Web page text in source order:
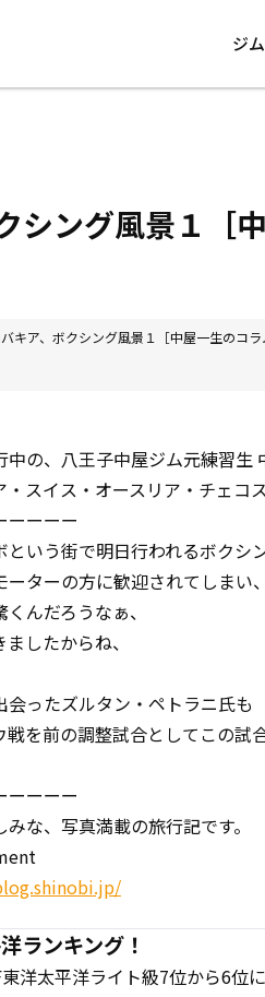
ジ
シング風景１
キア、ボクシング風景１［中屋一生のコ
中の、八王子中屋ジム元練習
スイス・オースリア・チェコ
ーーーー
いう街で明日行われるボクシ
ターの方に歓迎されてしまい
んだろうなぁ、
したからね、
ったズルタン・ペトラニ氏も
を前の調整試合としてこの試
ーーーー
な、写真満載の旅行記です。
ランキング！
洋太平洋ライト級7位から6位